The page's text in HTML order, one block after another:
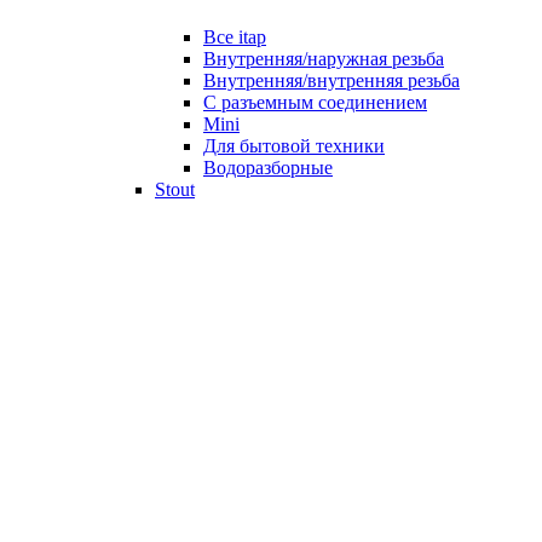
Все itap
Внутренняя/наружная резьба
Внутренняя/внутренняя резьба
С разъемным соединением
Mini
Для бытовой техники
Водоразборные
Stout